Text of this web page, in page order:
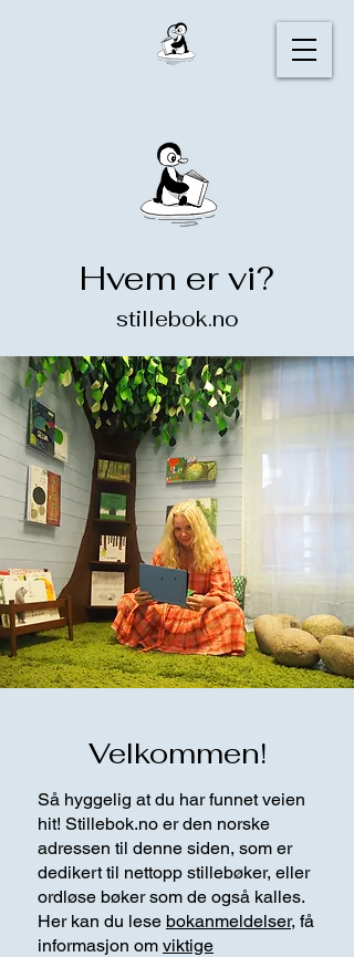
Hvem er vi?
stillebok.no
Velkommen!
Så hyggelig at du har funnet veien
hit! Stillebok.no er den norske
adressen til denne siden, som er
dedikert til nettopp stillebøker, eller
ordløse bøker som de også kalles.
Her kan du lese bokanmeldelser, få
informasjon om viktige